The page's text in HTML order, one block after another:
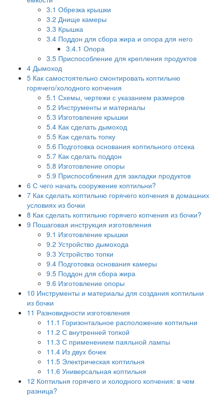
3.1 Обрезка крышки
3.2 Днище камеры
3.3 Крышка
3.4 Поддон для сбора жира и опора для него
3.4.1 Опора
3.5 Приспособление для крепления продуктов
4 Дымоход
5 Как самостоятельно смонтировать коптильню
горячего/холодного копчения
5.1 Схемы, чертежи с указанием размеров
5.2 Инструменты и материалы
5.3 Изготовление крышки
5.4 Как сделать дымоход
5.5 Как сделать топку
5.6 Подготовка основания коптильного отсека
5.7 Как сделать поддон
5.8 Изготовление опоры
5.9 Приспособления для закладки продуктов
6 С чего начать сооружение коптильни?
7 Как сделать коптильню горячего копчения в домашних
условиях из бочки
8 Как сделать коптильню горячего копчения из бочки?
9 Пошаговая инструкция изготовления
9.1 Изготовление крышки
9.2 Устройство дымохода
9.3 Устройство топки
9.4 Подготовка основания камеры
9.5 Поддон для сбора жира
9.6 Изготовление опоры
10 Инструменты и материалы для создания коптильни
из бочки
11 Разновидности изготовления
11.1 Горизонтальное расположение коптильни
11.2 С внутренней топкой
11.3 С применением паяльной лампы
11.4 Из двух бочек
11.5 Электрическая коптильня
11.6 Универсальная коптильня
12 Коптильня горячего и холодного копчения: в чем
разница?